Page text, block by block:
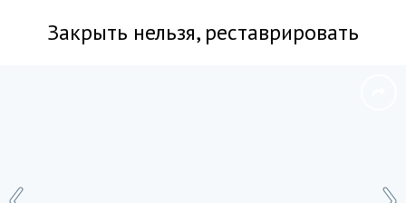
Закрыть нельзя, реставрировать